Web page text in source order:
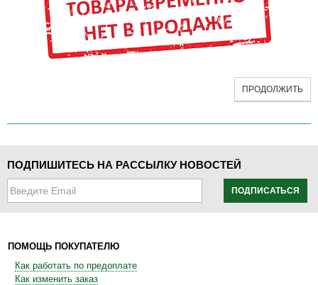
ПРОДОЛЖИТЬ
ПОДПИШИТЕСЬ НА РАССЫЛКУ НОВОСТЕЙ
ПОДПИСАТЬСЯ
ПОМОЩЬ ПОКУПАТЕЛЮ
Как работать по предоплате
Как изменить заказ